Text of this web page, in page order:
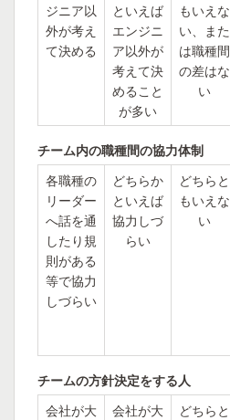
ジニア以
外が考え
て決める
といえば
エンジニ
ア以外が
考えて決
めること
が多い
もいえな
い、また
は職種間
の差はな
い
チーム内の職種間の協力体制
各職種の
リーダー
へ話を通
したり規
則がある
等で協力
しづらい
どちらか
といえば
協力しづ
らい
どちらと
もいえな
い
チームの方針決定をする人
会社が大
会社が大
どちらと